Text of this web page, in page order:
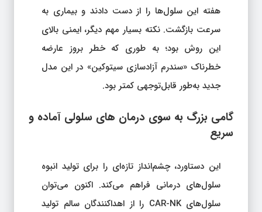
هفته این سلول‌ها را از دست دادند و بیماری به
سرعت بازگشت. نکته بسیار مهم دیگر، ایمنی بالای
این روش بود؛ به طوری که خطر بروز عارضه
خطرناک «سندرم آزادسازی سیتوکین» در این مدل
جدید به‌طور قابل‌توجهی کمتر بود.
گامی بزرگ به سوی درمان‌ های سلولی آماده و
سریع
این دستاورد، چشم‌انداز تازه‌ای را برای تولید انبوه
سلول‌های درمانی فراهم می‌کند. اکنون می‌توان
سلول‌های CAR-NK را از اهداکنندگان سالم تولید